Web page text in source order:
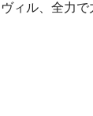
ィル、全力で